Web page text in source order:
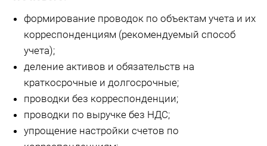
формирование проводок по объектам учета и их
корреспонденциям (рекомендуемый способ
учета);
деление активов и обязательств на
краткосрочные и долгосрочные;
проводки без корреспонденции;
проводки по выручке без НДС;
упрощение настройки счетов по